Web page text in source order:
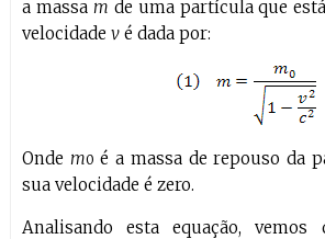
a massa m de uma partícula que
velocidade vé dada por:
Onde m0 é a massa de repouso da
sua velocidade é zero.
Analisando esta equação,